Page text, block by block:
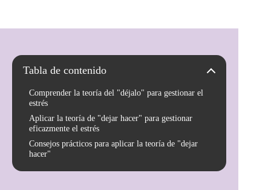
Tabla de contenido
Comprender la teoría del "déjalo" para gestionar el
estrés
Aplicar la teoría de "dejar hacer" para gestionar
eficazmente el estrés
Consejos prácticos para aplicar la teoría de "dejar
hacer"